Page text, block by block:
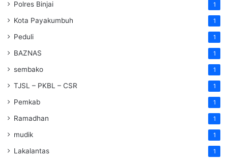
Polres Binjai 1
Kota Payakumbuh 1
Peduli 1
BAZNAS 1
sembako 1
TJSL – PKBL – CSR 1
Pemkab 1
Ramadhan 1
mudik 1
Lakalantas 1